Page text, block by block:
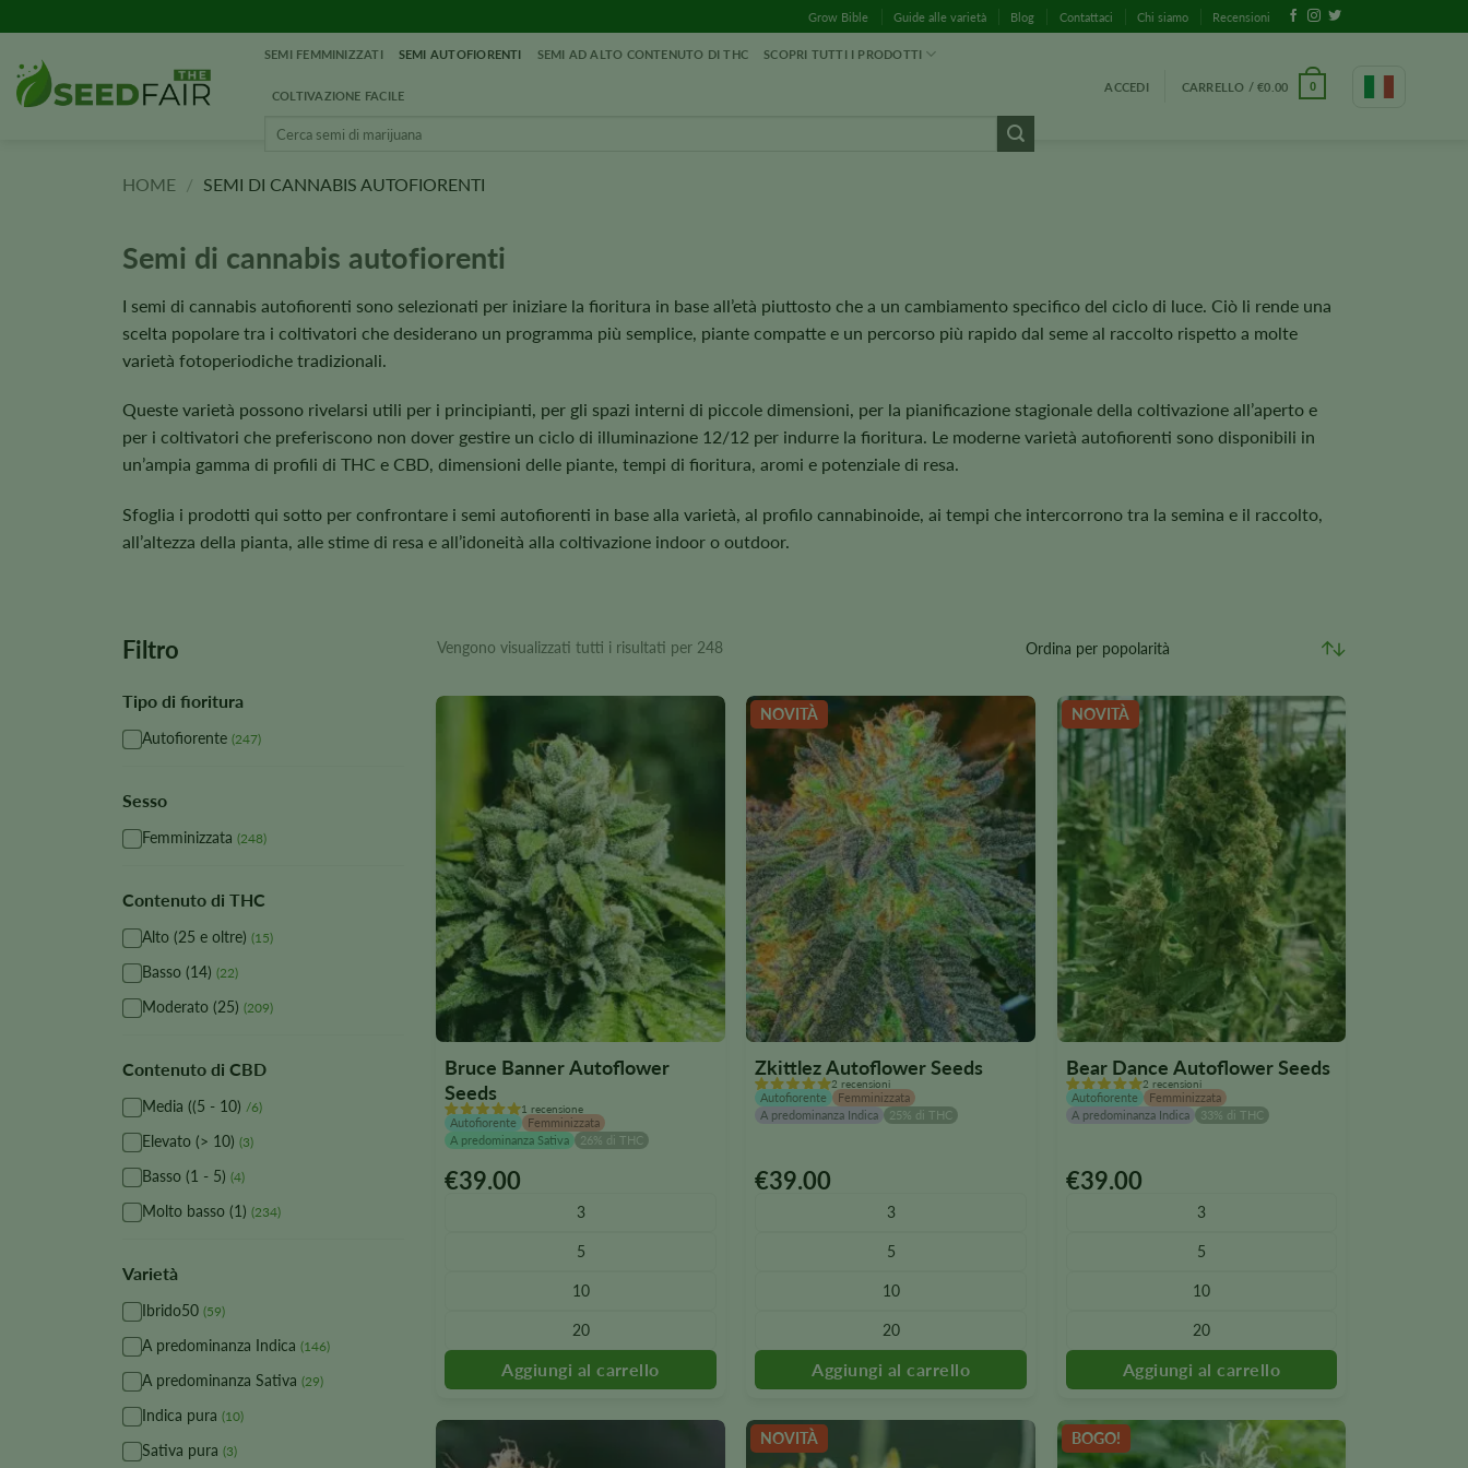
al
contenuto
Grow Bible Guide alle varietà Blog Contattaci Chi siamo Recensioni
SEMI FEMMINIZZATI SEMI AUTOFIORENTI SEMI AD ALTO CONTENUTO DI THC SCOPRI TUTTI I PRODOTTI
COLTIVAZIONE FACILE
Cerca:
ACCEDI CARRELLO /€0.00 0
HOME / SEMI DI CANNABIS AUTOFIORENTI
Semi di cannabis autofiorenti
I semi di cannabis autofiorenti sono selezionati per iniziare la fioritura in base all’età piuttosto che a un cambiamento specifico del ciclo di luce. Ciò li rende una
scelta popolare tra i coltivatori che desiderano un programma più semplice, piante compatte e un percorso più rapido dal seme al raccolto rispetto a molte
varietà fotoperiodiche tradizionali.
Queste varietà possono rivelarsi utili per i principianti, per gli spazi interni di piccole dimensioni, per la pianificazione stagionale della coltivazione all’aperto e
per i coltivatori che preferiscono non dover gestire un ciclo di illuminazione 12/12 per indurre la fioritura. Le moderne varietà autofiorenti sono disponibili in
un’ampia gamma di profili di THC e CBD, dimensioni delle piante, tempi di fioritura, aromi e potenziale di resa.
Sfoglia i prodotti qui sotto per confrontare i semi autofiorenti in base alla varietà, al profilo cannabinoide, ai tempi che intercorrono tra la semina e il raccolto,
all’altezza della pianta, alle stime di resa e all’idoneità alla coltivazione indoor o outdoor.
Filtro
Tipo di fioritura
Autofiorente (247)
Sesso
Femminizzata (248)
Contenuto di THC
Alto (25 e oltre) (15)
Basso (14) (22)
Moderato (25) (209)
Contenuto di CBD
Media ((5 - 10) /6)
Elevato (> 10) (3)
Basso (1 - 5) (4)
Molto basso (1) (234)
Varietà
Ibrido50 (59)
A predominanza Indica (146)
A predominanza Sativa (29)
Indica pura (10)
Sativa pura (3)
Vengono visualizzati tutti i risultati per 248
Bruce Banner Autoflower
Seeds
1 recensione
Autofiorente
Femminizzata
A predominanza Sativa
26% di THC
€39.00
3
5
10
20
Questo
Le
opzioni
selezionate
NOVITÀ
Zkittlez Autoflower Seeds
2 recensioni
Autofiorente
Femminizzata
A predominanza Indica
25% di THC
€39.00
3
5
10
20
Questo
Le
opzioni
essere
selezionate
NOVITÀ
Bear Dance Autoflower Seeds
2 recensioni
Autofiorente
Femminizzata
A predominanza Indica
33% di THC
€39.00
3
5
10
20
Questo
Le
opzioni
essere
selezionate
NOVITÀ BOGO!